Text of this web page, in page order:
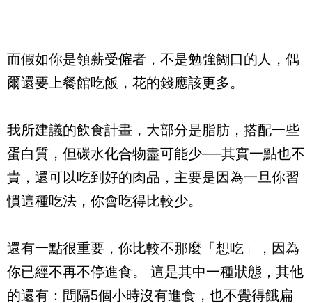
而假如你是領薪受僱者，不是勉強餬口的人，偶
爾還要上餐館吃飯，花的錢應該更多。
我所建議的飲食計畫，大部分是脂肪，搭配一些
蛋白質，但碳水化合物盡可能少──其實一點也不
貴，還可以吃到好的肉品，主要是因為一旦你習
慣這種吃法，你會吃得比較少。
還有一點很重要，你比較不那麼「想吃」，因為
你已經不再不停進食。 這是其中一種狀態，其他
的還有：間隔5個小時沒有進食，也不覺得餓扁